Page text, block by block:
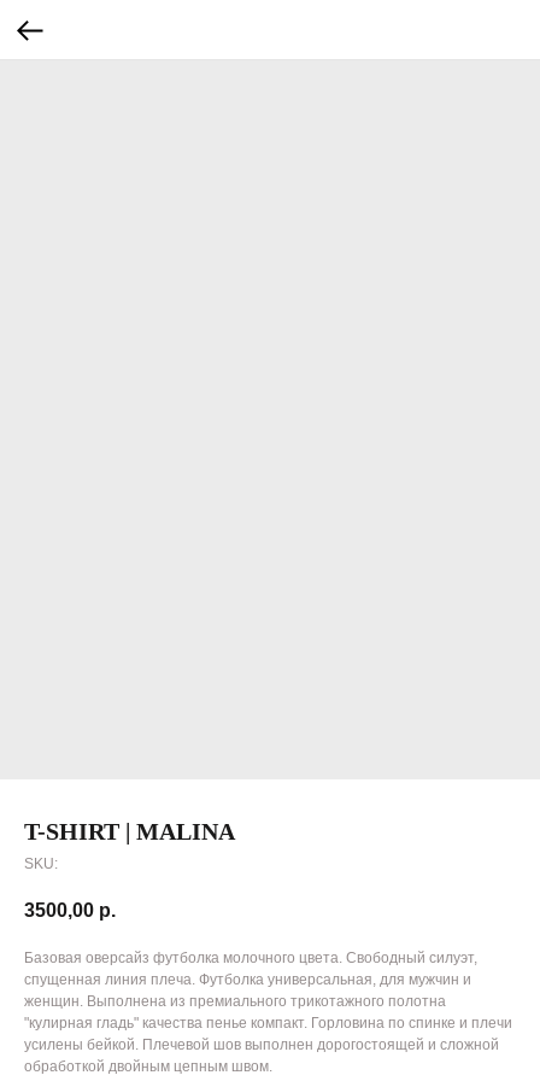
T-SHIRT | MALINA
SKU:
3500,00 р.
Базовая оверсайз футболка молочного цвета. Свободный силуэт,
спущенная линия плеча. Футболка универсальная, для мужчин и
женщин. Выполнена из премиального трикотажного полотна
"кулирная гладь" качества пенье компакт. Горловина по спинке и плечи
усилены бейкой. Плечевой шов выполнен дорогостоящей и сложной
обработкой двойным цепным швом.